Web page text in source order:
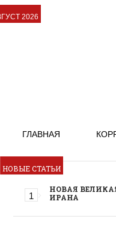
2026
ГЛАВНАЯ
НОВЫЕ СТАТЬИ
НОВАЯ
ИРАНА